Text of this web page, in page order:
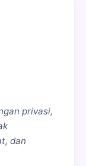
privasi,
dan